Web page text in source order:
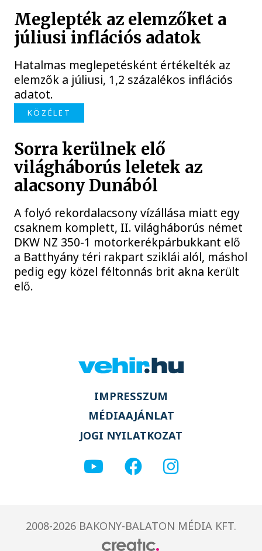
Meglepték az elemzőket a
júliusi inflációs adatok
Hatalmas meglepetésként értékelték az
elemzők a júliusi, 1,2 százalékos inflációs
adatot.
KÖZÉLET
Sorra kerülnek elő
világháborús leletek az
alacsony Dunából
A folyó rekordalacsony vízállása miatt egy
csaknem komplett, II. világháborús német
DKW NZ 350-1 motorkerékpárbukkant elő
a Batthyány téri rakpart sziklái alól, máshol
pedig egy közel féltonnás brit akna került
elő.
IMPRESSZUM
MÉDIAAJÁNLAT
JOGI NYILATKOZAT
2008-2026 BAKONY-BALATON MÉDIA KFT.